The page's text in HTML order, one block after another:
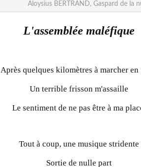
Aloysius BERTRAND, Gaspard de la
L'assemblée maléfique
Après quelques kilomètres à marcher
Un terrible frisson m'assaille
Le sentiment de ne pas être à ma
Tout à coup, une musique stridente
Sortie de nulle part